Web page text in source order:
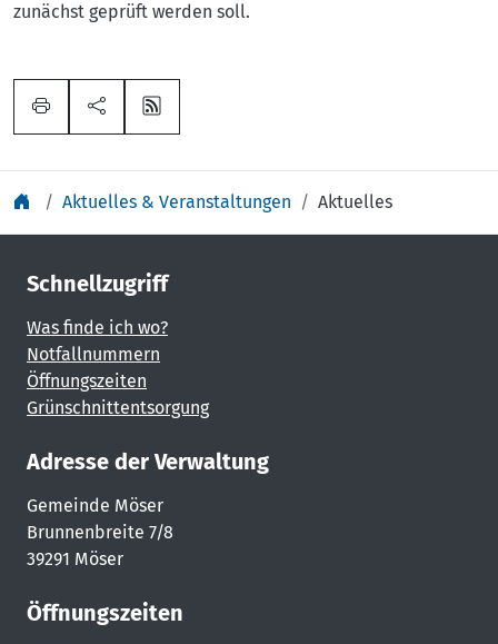
zunächst geprüft werden soll.
Aktuelles & Veranstaltungen Aktuelles
Schnellzugriff
Was finde ich wo?
Notfallnummern
Öffnungszeiten
Grünschnittentsorgung
Adresse der Verwaltung
Gemeinde Möser
Brunnenbreite 7/8
39291 Möser
Öffnungszeiten